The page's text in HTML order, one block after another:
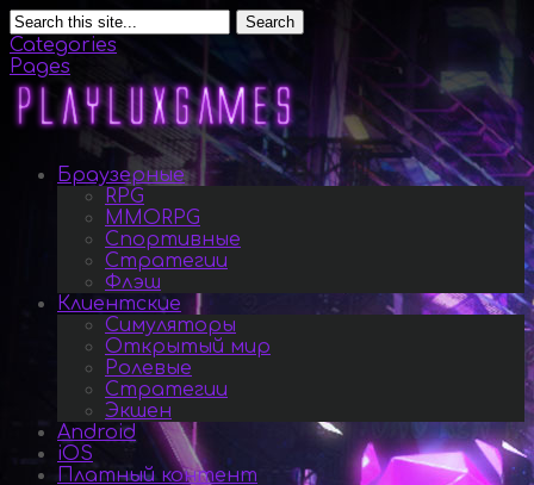
Search
Categories
Pages
Браузерные
RPG
MMORPG
Спортивные
Стратегии
Флэш
Клиентские
Симуляторы
Открытый мир
Ролевые
Стратегии
Экшен
Android
iOS
Платный контент